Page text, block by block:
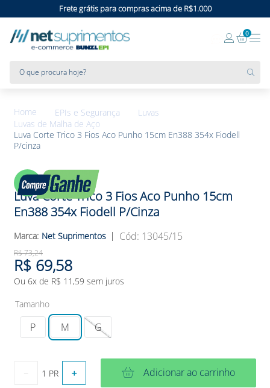
Frete grátis para compras acima de R$1.000
0
EPIs e Segurança
Luvas
Luvas de Malha de Aço
Luva Corte Trico 3 Fios Aco Punho 15cm En388 354x Fiodell
P/cinza
5%
OFF
Luva Corte Trico 3 Fios Aco Punho 15cm
En388 354x Fiodell P/cinza
Net Suprimentos : 13045/15
R$73,24
R$ 69,58
Ou 6x de R$ 11 ,59 sem juros
Tamanho
P M G
＋ Adicionar ao carrinho